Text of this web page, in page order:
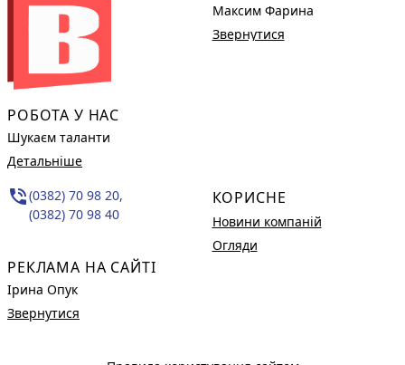
РОБОТА У НАС
Шукаєм таланти
Детальніше
phone_in_talk(0382) 70 98 20,
(0382) 70 98 40
РЕКЛАМА НА САЙТІ
Ірина Опук
Звернутися
Максим Фарина
Звернутися
КОРИСНЕ
Новини компаній
Огляди